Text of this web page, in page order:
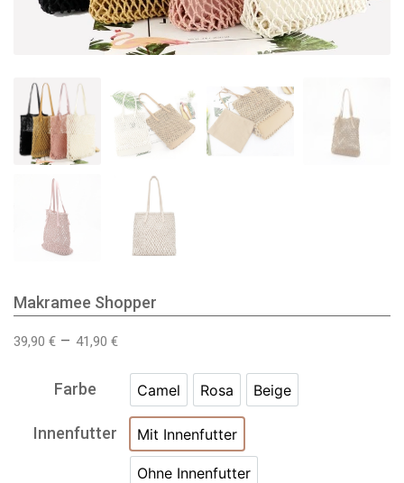
Makramee Shopper
39,90 € – 41,90 €
Farbe Camel Rosa Beige
Innenfutter Mit Innenfutter
Ohne Innenfutter